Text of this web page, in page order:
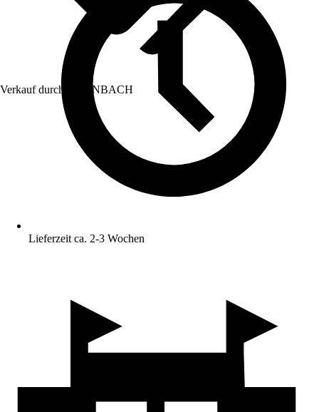
Verkauf durch: HORNBACH
Lieferzeit ca. 2-3 Wochen